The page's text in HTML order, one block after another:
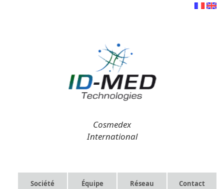
Cosmedex
International
Société Équipe Réseau Contact